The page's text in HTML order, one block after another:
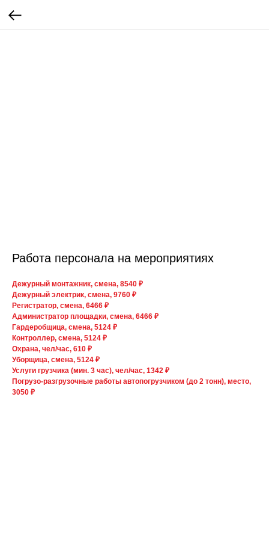
Работа персонала на мероприятиях
Дежурный монтажник, смена, 8540 ₽
Дежурный электрик, смена, 9760 ₽
Регистратор, смена, 6466 ₽
Администратор площадки, смена, 6466 ₽
Гардеробщица, смена, 5124 ₽
Контроллер, смена, 5124 ₽
Охрана, чел/час, 610 ₽
Уборщица, смена, 5124 ₽
Услуги грузчика (мин. 3 час), чел/час, 1342 ₽
Погрузо-разгрузочные работы автопогрузчиком (до 2 тонн), место,
3050 ₽